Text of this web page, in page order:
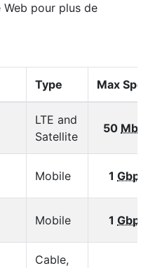
pour plus de
Type Max
LTE and
Satellite
50
Mobile 1 Gbps
Mobile 1 Gbps
Cable,